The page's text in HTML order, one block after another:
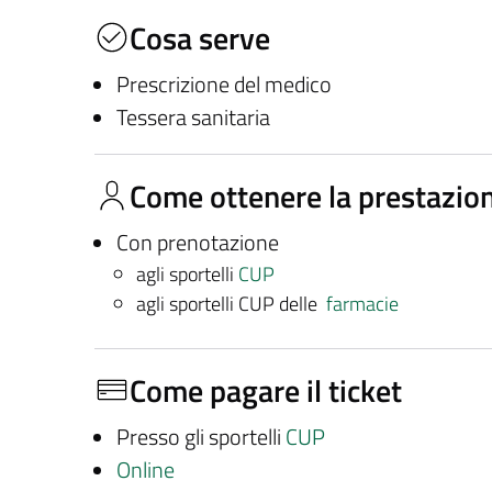
Cosa serve
Prescrizione del medico
Tessera sanitaria
Come ottenere la
Con prenotazione
agli sportelli CUP
agli sportelli CUP delle farmacie
Come pagare il ticket
Presso gli sportelli CUP
Online